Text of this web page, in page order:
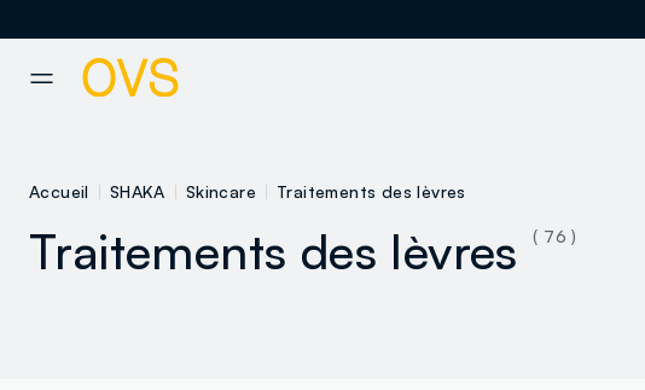
Accueil SHAKA Skincare Traitements des lèvres
Traitements des lèvres ( 76 )